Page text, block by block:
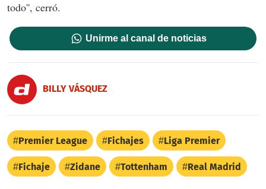
todo'', cerró.
Unirme al canal de noticias
BILLY VÁSQUEZ
Premier League Fichajes Liga Premier
Fichaje Zidane Tottenham Real Madrid